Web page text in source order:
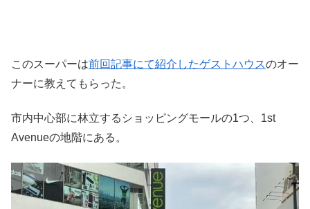
このスーパーは前回記事にて紹介したゲストハウスのオー
ナーに教えてもらった。
市内中心部に林立するショッピングモールの1つ、1st
Avenueの地階にある。